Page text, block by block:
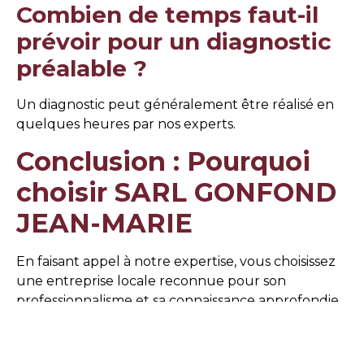
Combien de temps faut-il
prévoir pour un diagnostic
préalable ?
Un diagnostic peut généralement être réalisé en
quelques heures par nos experts.
Conclusion : Pourquoi
choisir SARL GONFOND
JEAN-MARIE
En faisant appel à notre expertise, vous choisissez
une entreprise locale reconnue pour son
professionnalisme et sa connaissance approfondie